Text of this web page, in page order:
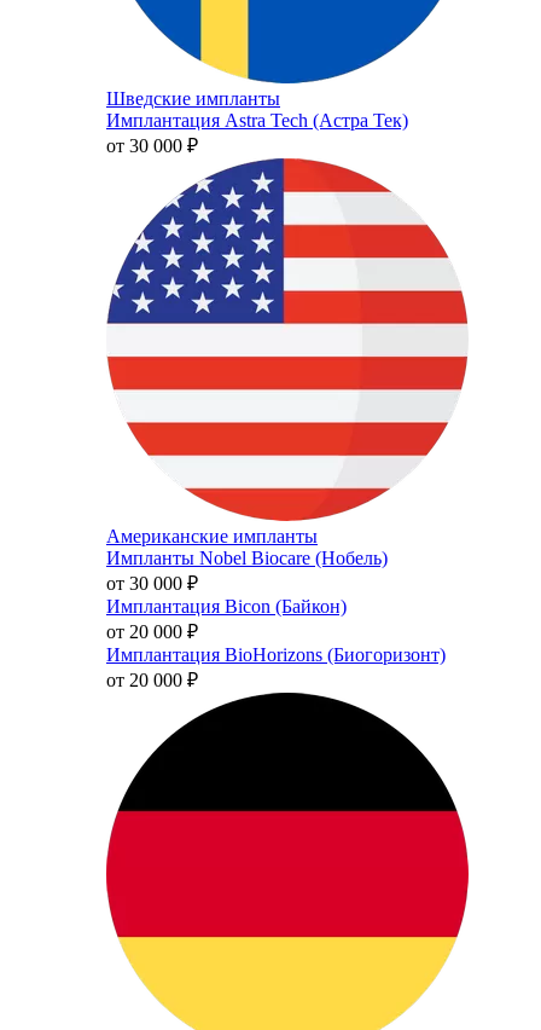
Шведские импланты
Имплантация Astra Tech (Астра Тек)
от 30 000 ₽
Американские импланты
Импланты Nobel Biocare (Нобель)
от 30 000 ₽
Имплантация Bicon (Байкон)
от 20 000 ₽
Имплантация BioHorizons (Биогоризонт)
от 20 000 ₽